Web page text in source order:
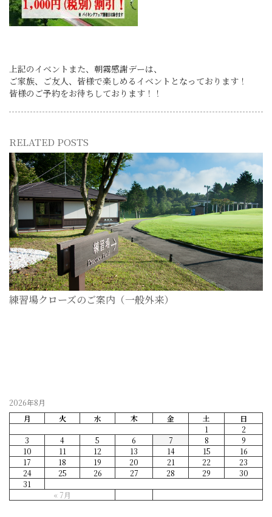
上記のイベントまた、朝霧感謝デーは、
ご家族、ご友人、皆様で楽しめるイベントとなっております！
皆様のご予約をお待ちしております！！
RELATED POSTS
練習場クローズのご案内（一般外来）
2026年8月
月
火 水 木 金 土 日
« 7月
1
2
3
4 5 6 7 8
9
10
11 12 13 14 15
16
17
18 19 20 21 22
23
24
25 26 27 28 29
30
31